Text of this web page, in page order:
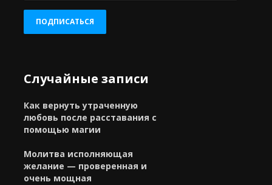
ПОДПИСАТЬСЯ
Случайные записи
Как вернуть утраченную
любовь после расставания с
помощью магии
Молитва исполняющая
желание — проверенная и
очень мощная